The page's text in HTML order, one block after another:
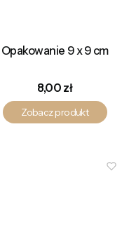
Opakowanie 9 x 9 cm
Cena
8,00 zł
Zobacz produkt